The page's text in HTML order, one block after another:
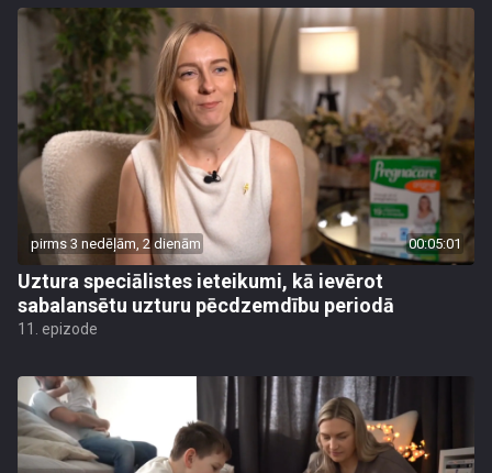
pirms 3 nedēļām, 2 dienām 00:05:01
Uztura speciālistes ieteikumi, kā ievērot
sabalansētu uzturu pēcdzemdību periodā
11. epizode